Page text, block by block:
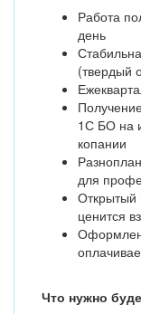
Работа
день
(твердый
1С БО на
копании
для
Открытый
ценится
Что нужно